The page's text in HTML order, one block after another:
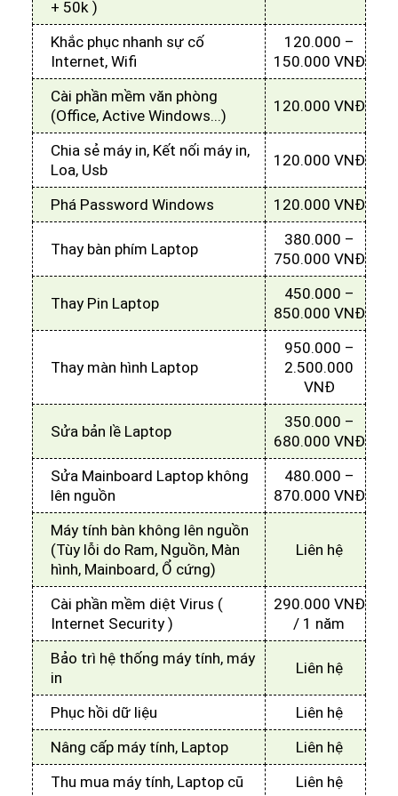
+ 50k )
Khắc phục nhanh sự cố
Internet, Wifi
120.000 –
150.000 VNĐ
Cài phần mềm văn phòng
(Office, Active Windows...)
120.000 VNĐ
Chia sẻ máy in, Kết nối máy in,
Loa, Usb
120.000 VNĐ
Phá Password Windows 120.000 VNĐ
Thay bàn phím Laptop
380.000 –
750.000 VNĐ
Thay Pin Laptop
450.000 –
850.000 VNĐ
Thay màn hình Laptop
950.000 –
2.500.000
VNĐ
Sửa bản lề Laptop
350.000 –
680.000 VNĐ
Sửa Mainboard Laptop không
lên nguồn
480.000 –
870.000 VNĐ
Máy tính bàn không lên nguồn
(Tùy lỗi do Ram, Nguồn, Màn
hình, Mainboard, Ổ cứng)
Liên hệ
Cài phần mềm diệt Virus (
Internet Security )
290.000 VNĐ
/ 1 năm
Bảo trì hệ thống máy tính, máy
in
Liên hệ
Phục hồi dữ liệu
Liên hệ
Nâng cấp máy tính, Laptop
Liên hệ
Thu mua máy tính, Laptop cũ
Liên hệ